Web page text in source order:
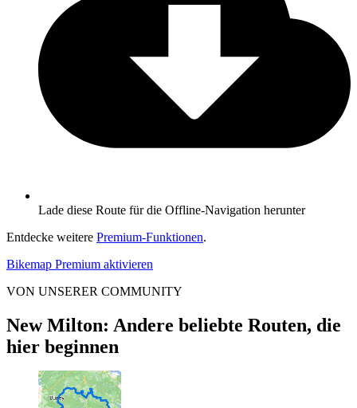
Lade diese Route für die Offline-Navigation herunter
Entdecke weitere Premium-Funktionen.
Bikemap Premium aktivieren
VON UNSERER COMMUNITY
New Milton: Andere beliebte Routen, die
hier beginnen